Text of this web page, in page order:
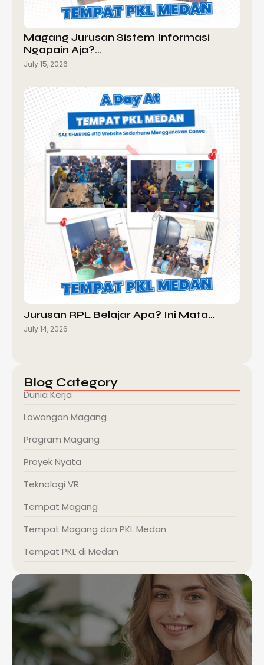
Magang Jurusan Sistem Informasi
Ngapain Aja?…
July 15, 2026
Jurusan RPL Belajar Apa? Ini Mata…
July 14, 2026
Blog Category
Dunia Kerja
Lowongan Magang
Program Magang
Proyek Nyata
Teknologi VR
Tempat Magang
Tempat Magang dan PKL Medan
Tempat PKL di Medan